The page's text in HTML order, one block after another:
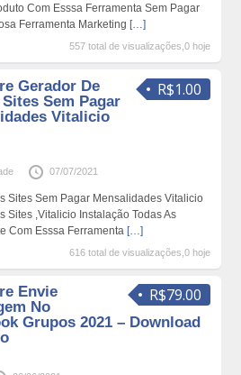
Com Esssa Ferramenta Sem Pagar
Ferramenta Marketing […]
557 total de visualizações,0 hoje
R$1.00
Gerador De
Sem Pagar
Vitalicio
07/07/2021
Sites Sem Pagar Mensalidades Vitalicio
Sites ,Vitalicio Instalação Todas As
Com Esssa Ferramenta […]
616 total de visualizações,0 hoje
R$79.00
Envie
No
Grupos 2021 – Download